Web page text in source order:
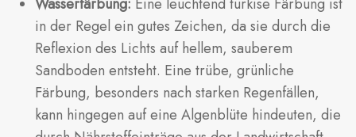
Wasserfärbung: Eine leuchtend türkise Färbung ist
in der Regel ein gutes Zeichen, da sie durch die
Reflexion des Lichts auf hellem, sauberem
Sandboden entsteht. Eine trübe, grünliche
Färbung, besonders nach starken Regenfällen,
kann hingegen auf eine Algenblüte hindeuten, die